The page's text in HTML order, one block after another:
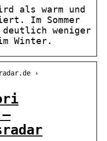
als warm und
Im Sommer
weniger
Winter.
›